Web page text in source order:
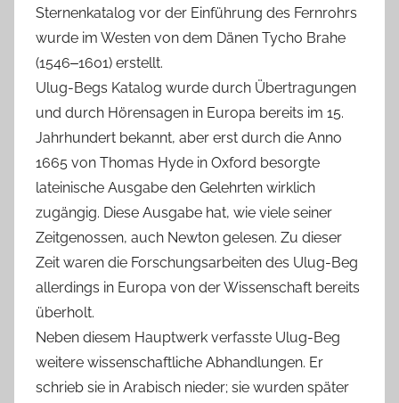
Sternenkatalog vor der Einführung des Fernrohrs
wurde im Westen von dem Dänen Tycho Brahe
(1546‒1601) erstellt.
Ulug-Begs Katalog wurde durch Übertragungen
und durch Hörensagen in Europa bereits im 15.
Jahrhundert bekannt, aber erst durch die Anno
1665 von Thomas Hyde in Oxford besorgte
lateinische Ausgabe den Gelehrten wirklich
zugängig. Diese Ausgabe hat, wie viele seiner
Zeitgenossen, auch Newton gelesen. Zu dieser
Zeit waren die Forschungsarbeiten des Ulug-Beg
allerdings in Europa von der Wissenschaft bereits
überholt.
Neben diesem Hauptwerk verfasste Ulug-Beg
weitere wissenschaftliche Abhandlungen. Er
schrieb sie in Arabisch nieder; sie wurden später